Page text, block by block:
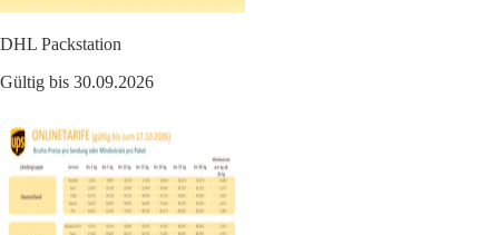
DHL Packstation
Gültig bis 30.09.2026